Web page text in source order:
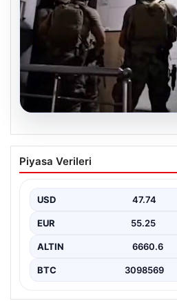
İntihar mektubundan
milyarlık vurgun deşifre
Tefecilik Şebekesi Çözüldü”,
yaşanan…
Piyasa Verileri
USD 47.74
EUR 55.25
ALTIN 6660.6
BTC 3098569